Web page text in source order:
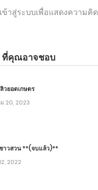
ใจยอมครอสเดรสเป็นสาวดุ้น
ยอดวิชาชวนหลงใหล
วิถีการสอบสวน
าสู่ระบบเพื่อแสดงความคิ
ที่คุณอาจชอบ
วยอดเกษตร
20, 2023
าวสวน **(จบแล้ว)**
2022